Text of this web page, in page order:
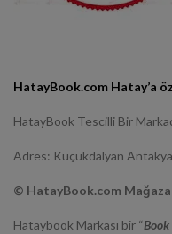
HatayBook.com Hatay’a
HatayBook Tescilli Bir
Adres: Küçükdalyan
© HatayBook.com Mağaza
Hataybook Markası bir “